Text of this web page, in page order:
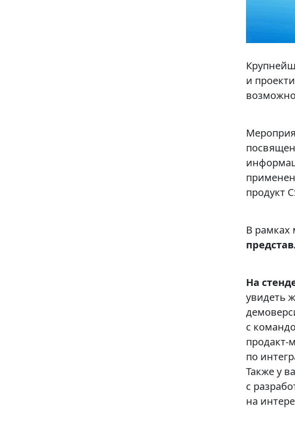
и
продукт
В рамках
На
увидеть
с
по
Также у
с
на